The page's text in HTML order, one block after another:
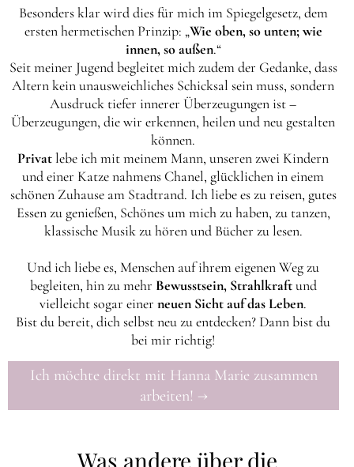
Besonders klar wird dies für mich im Spiegelgesetz, dem
ersten hermetischen Prinzip: „Wie oben, so unten; wie
innen, so außen.“
Seit meiner Jugend begleitet mich zudem der Gedanke, dass
Altern kein unausweichliches Schicksal sein muss, sondern
Ausdruck tiefer innerer Überzeugungen ist –
Überzeugungen, die wir erkennen, heilen und neu gestalten
können.
Privatlebe ich mit meinem Mann, unseren zwei Kindern
und einer Katze nahmens Chanel, glücklichen in einem
schönen Zuhause am Stadtrand. Ich liebe es zu reisen, gutes
Essen zu genießen, Schönes um mich zu haben, zu tanzen,
klassische Musik zu hören und Bücher zu lesen.
Und ich liebe es, Menschen auf ihrem eigenen Weg zu
begleiten, hin zu mehr Bewusstsein, Strahlkraftund
vielleicht sogar einer neuen Sicht auf das Leben.
Bist du bereit, dich selbst neu zu entdecken? Dann bist du
bei mir richtig!
Ich möchte direkt mit Hanna Marie zusammen
arbeiten! →
Was andere über die